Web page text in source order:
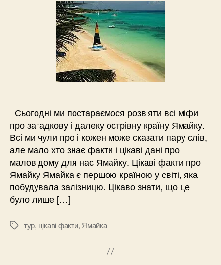
Сьогодні ми постараємося розвіяти всі міфи
про загадкову і далеку острівну країну Ямайку.
Всі ми чули про і кожен може сказати пару слів,
але мало хто знає факти і цікаві дані про
маловідому для нас Ямайку. Цікаві факти про
Ямайку Ямайка є першою країною у світі, яка
побудувала залізницю. Цікаво знати, що це
було лише […]
Позначки
тур, цікаві факти, Ямайка